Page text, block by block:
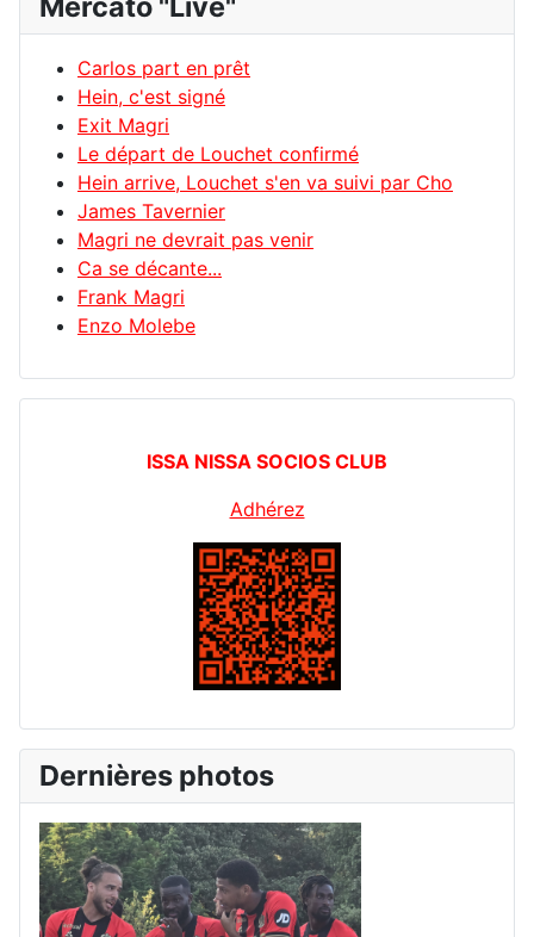
Mercato "Live"
Carlos part en prêt
Hein, c'est signé
Exit Magri
Le départ de Louchet confirmé
Hein arrive, Louchet s'en va suivi par Cho
James Tavernier
Magri ne devrait pas venir
Ca se décante...
Frank Magri
Enzo Molebe
ISSA NISSA SOCIOS CLUB
Adhérez
Dernières photos